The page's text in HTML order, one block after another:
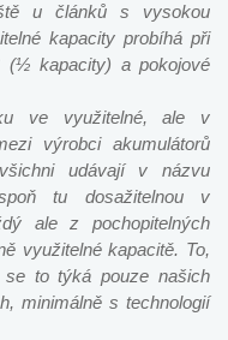
u článků s vysokou
kapacity probíhá při
(½ kapacity) a pokojové
ve využitelné, ale v
výrobci akumulátorů
udávají v názvu
tu dosažitelnou v
ale z pochopitelných
využitelné kapacitě. To,
to týká pouze našich
, minimálně s technologií